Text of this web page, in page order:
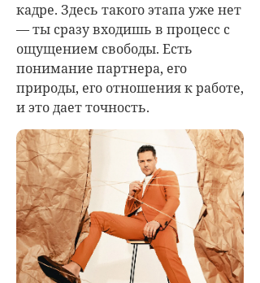
кадре. Здесь такого этапа уже нет
— ты сразу входишь в процесс с
ощущением свободы. Есть
понимание партнера, его
природы, его отношения к работе,
и это дает точность.